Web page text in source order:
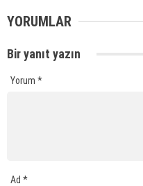
YORUMLAR
Bir yanıt yazın
Yorum *
Ad *